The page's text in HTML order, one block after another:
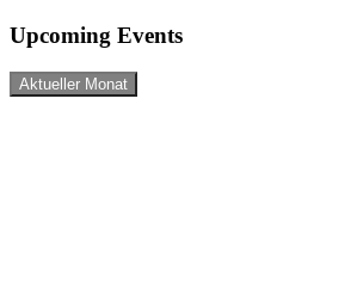
Upcoming Events
Aktueller Monat